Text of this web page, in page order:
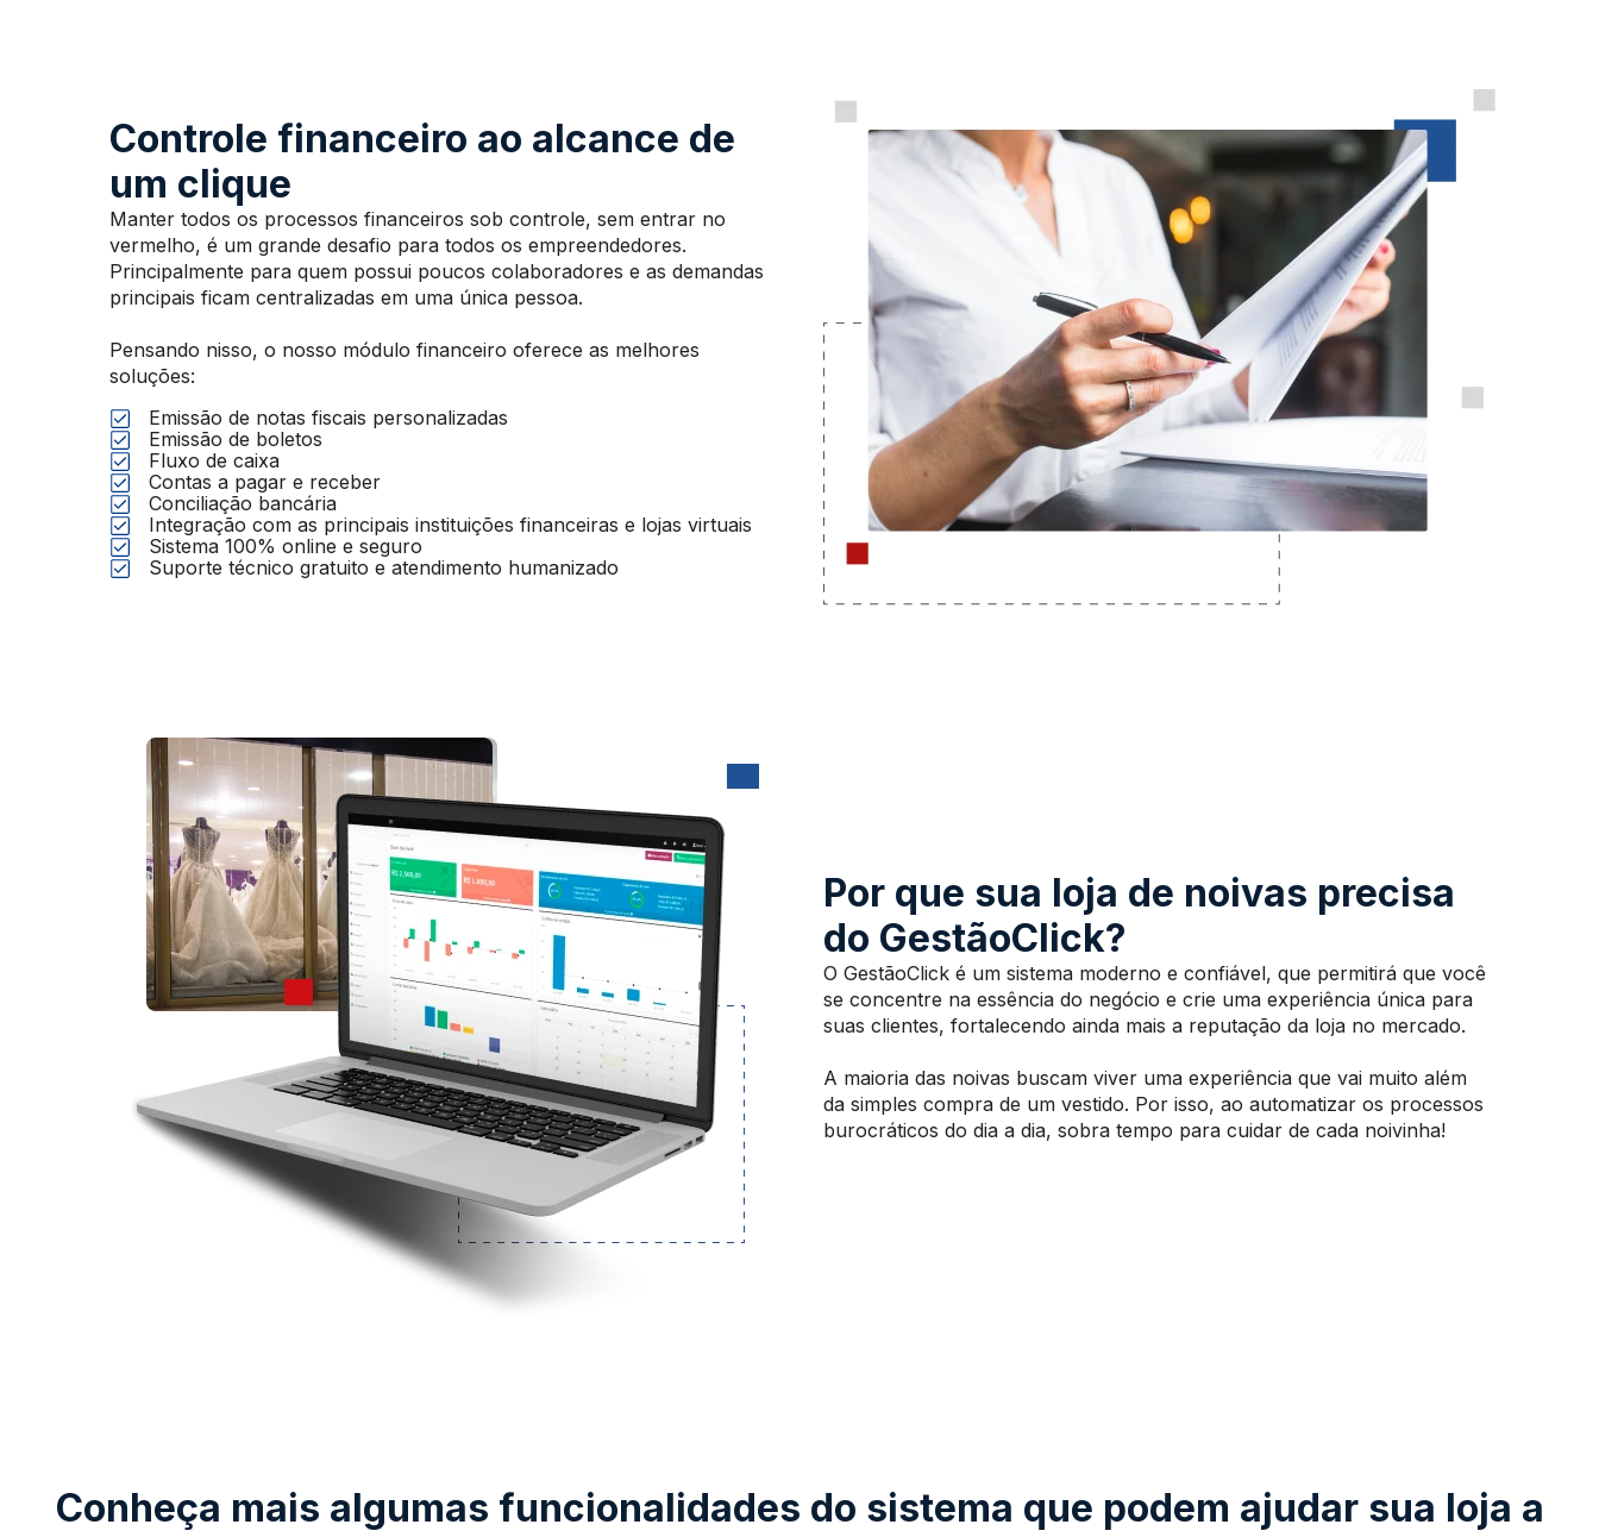
Controle financeiro ao alcance de
um clique
Manter todos os processos financeiros sob controle, sem entrar no
vermelho, é um grande desafio para todos os empreendedores.
Principalmente para quem possui poucos colaboradores e as demandas
principais ficam centralizadas em uma única pessoa.
Pensando nisso, o nosso módulo financeiro oferece as melhores
soluções:
Emissão de notas fiscais personalizadas
Emissão de boletos
Fluxo de caixa
Contas a pagar e receber
Conciliação bancária
Integração com as principais instituições financeiras e lojas virtuais
Sistema 100% online e seguro
Suporte técnico gratuito e atendimento humanizado
Por que sua loja de noivas precisa
do GestãoClick?
O GestãoClick é um sistema moderno e confiável, que permitirá que você
se concentre na essência do negócio e crie uma experiência única para
suas clientes, fortalecendo ainda mais a reputação da loja no mercado.
A maioria das noivas buscam viver uma experiência que vai muito além
da simples compra de um vestido. Por isso, ao automatizar os processos
burocráticos do dia a dia, sobra tempo para cuidar de cada noivinha!
Conheça mais algumas funcionalidades do sistema que podem ajudar sua loja a